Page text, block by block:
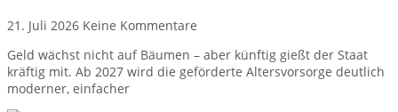
21. Juli 2026 Keine Kommentare
Geld wächst nicht auf Bäumen – aber künftig gießt der Staat
kräftig mit. Ab 2027 wird die geförderte Altersvorsorge deutlich
moderner, einfacher